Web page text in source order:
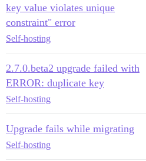
key value violates unique
constraint" error
Self-hosting
2.7.0.beta2 upgrade failed with
ERROR: duplicate key
Self-hosting
Upgrade fails while migrating
Self-hosting